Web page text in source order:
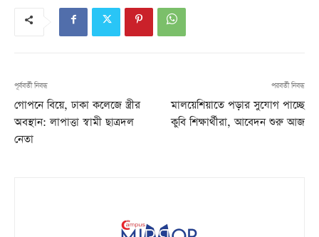
পূর্ববর্তী নিবন্ধ
গোপনে বিয়ে, ঢাকা কলেজে স্ত্রীর
অবস্থান: লাপাত্তা স্বামী ছাত্রদল
নেতা
পরবর্তী নিবন্ধ
মালয়েশিয়াতে পড়ার সুযোগ পাচ্ছে
কুবি শিক্ষার্থীরা, আবেদন শুরু আজ